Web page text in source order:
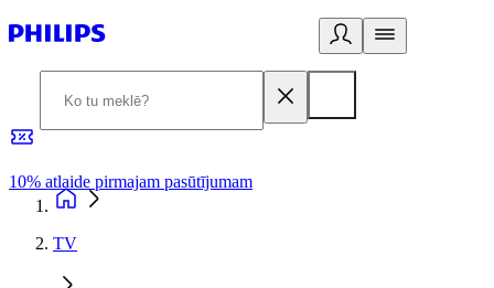
10% atlaide pirmajam pasūtījumam
TV